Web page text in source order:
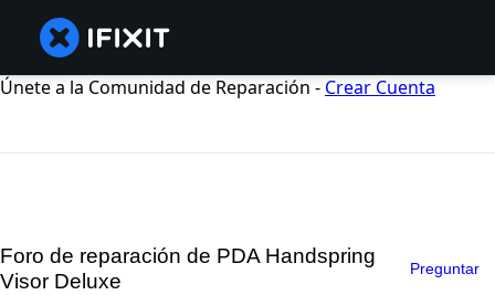
Únete a la Comunidad de Reparación - Crear Cuenta
Foro de reparación de PDA Handspring
Visor Deluxe
Preguntar